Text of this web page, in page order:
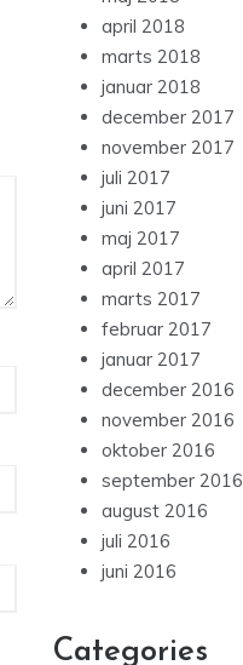
april 2018
marts 2018
januar 2018
december 2017
november 2017
juli 2017
juni 2017
maj 2017
april 2017
marts 2017
februar 2017
januar 2017
december 2016
november 2016
oktober 2016
september 2016
august 2016
juli 2016
juni 2016
Categories